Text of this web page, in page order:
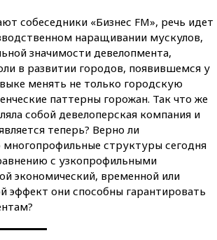
собеседники «Бизнес FM», речь идет
наращивании мускулов,
значимости девелопмента,
в развитии городов, появившемся у
менять не только городскую
паттерны горожан. Так что же
собой девелоперская компания и
теперь? Верно ли
многопрофильные структуры сегодня
с узкопрофильными
экономический, временной или
эффект они способны гарантировать